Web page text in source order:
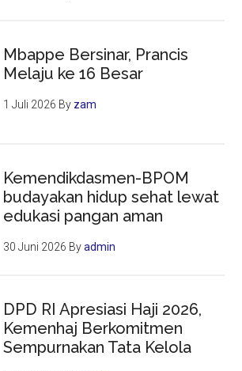
Mbappe Bersinar, Prancis
Melaju ke 16 Besar
1 Juli 2026 By zam
Kemendikdasmen-BPOM
budayakan hidup sehat lewat
edukasi pangan aman
30 Juni 2026 Byadmin
DPD RI Apresiasi Haji 2026,
Kemenhaj Berkomitmen
Sempurnakan Tata Kelola